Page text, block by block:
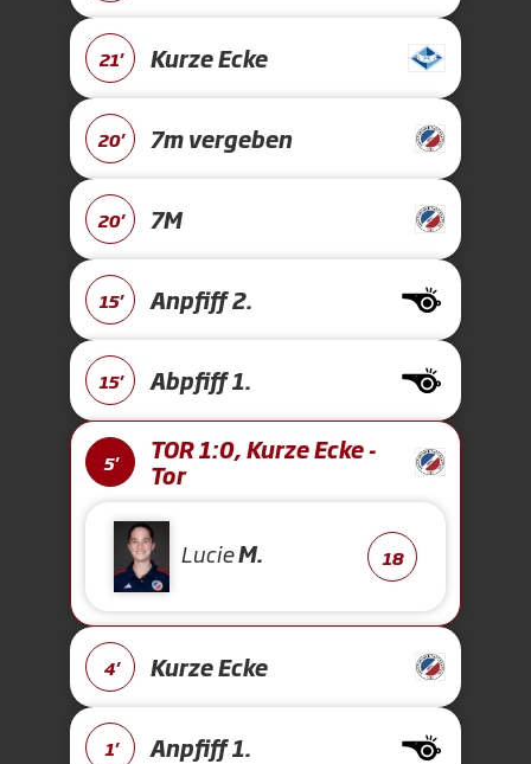
21' Kurze Ecke
20' 7m vergeben
20' 7M
15' Anpfiff 2.
15' Abpfiff 1.
5'
TOR 1:0, Kurze Ecke -
Tor
LucieM. 18
4' Kurze Ecke
1' Anpfiff 1.